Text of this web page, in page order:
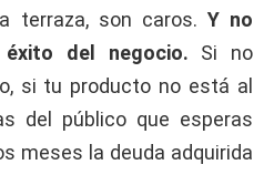
terraza, son caros. Y no
del negocio. Si no
si tu producto no está al
del público que esperas
meses la deuda adquirida